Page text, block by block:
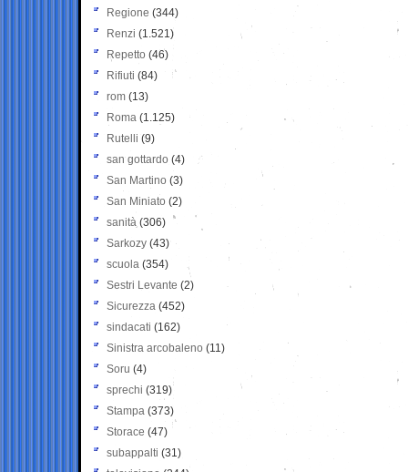
Regione (344)
Renzi (1.521)
Repetto (46)
Rifiuti (84)
rom (13)
Roma (1.125)
Rutelli (9)
san gottardo (4)
San Martino (3)
San Miniato (2)
sanità (306)
Sarkozy (43)
scuola (354)
Sestri Levante (2)
Sicurezza (452)
sindacati (162)
Sinistra arcobaleno (11)
Soru (4)
sprechi (319)
Stampa (373)
Storace (47)
subappalti (31)